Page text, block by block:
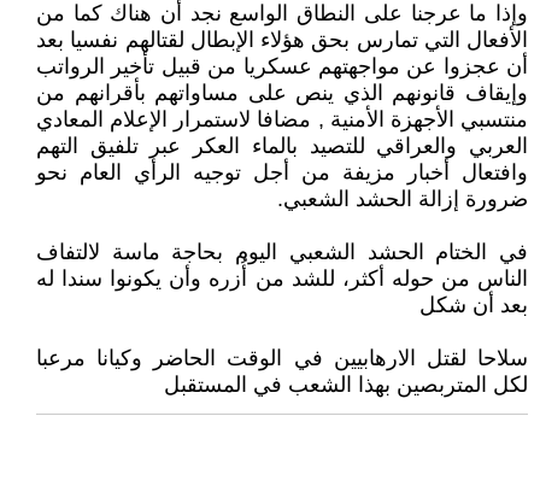
وإذا ما عرجنا على النطاق الواسع نجد أن هناك كما من
الأفعال التي تمارس بحق هؤلاء الإبطال لقتالهم نفسيا بعد
أن عجزوا عن مواجهتهم عسكريا من قبيل تأخير الرواتب
وإيقاف قانونهم الذي ينص على مساواتهم بأقرانهم من
منتسبي الأجهزة الأمنية , مضافا لاستمرار الإعلام المعادي
العربي والعراقي للتصيد بالماء العكر عبر تلفيق التهم
وافتعال أخبار مزيفة من أجل توجيه الرأي العام نحو
ضرورة إزالة الحشد الشعبي.
في الختام الحشد الشعبي اليوم بحاجة ماسة لالتفاف
الناس من حوله أكثر، للشد من أُزره وأن يكونوا سندا له
بعد أن شكل
سلاحا لقتل الارهابيين في الوقت الحاضر وكيانا مرعبا
لكل المتربصين بهذا الشعب في المستقبل